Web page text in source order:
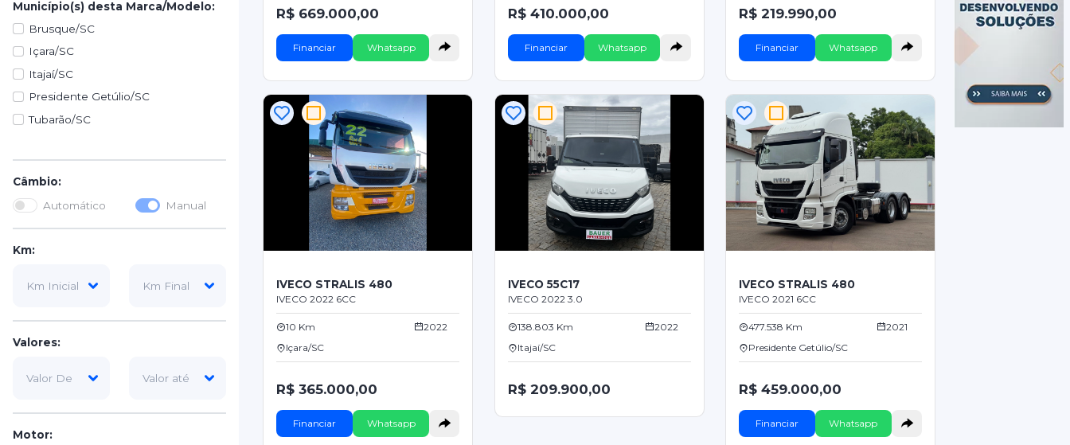
Município(s) desta Marca/Modelo:
Brusque/SC
Içara/SC
Itajaí/SC
Presidente Getúlio/SC
Tubarão/SC
Câmbio:
Automático
Manual
Km:
Valores:
Motor:
R$ 669.000,00
Financiar Whatsapp
R$ 410.000,00
Financiar Whatsapp
R$ 219.990,00
Financiar Whatsapp
IVECO STRALIS 480
IVECO 2022 6CC
10 Km
2022
Içara/SC
R$ 365.000,00
Financiar Whatsapp
IVECO 55C17
IVECO 2022 3.0
138.803 Km
2022
Itajaí/SC
R$ 209.900,00
IVECO STRALIS 480
IVECO 2021 6CC
477.538 Km
2021
Presidente Getúlio/SC
R$ 459.000,00
Financiar Whatsapp